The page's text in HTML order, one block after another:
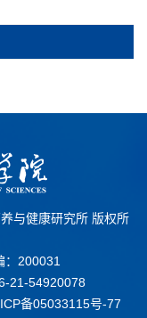
与健康研究所 版权所
：200031
21-54920078
备05033115号-77